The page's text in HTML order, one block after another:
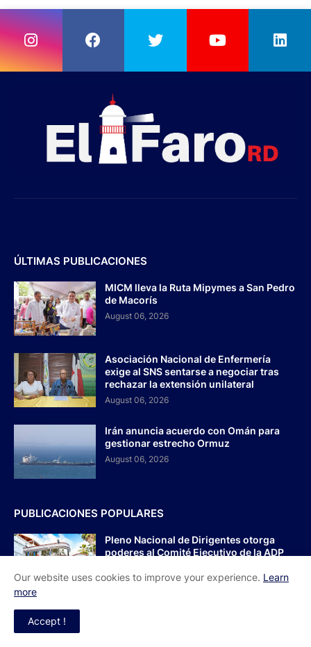
ÚLTIMAS PUBLICACIONES
MICM lleva la Ruta Mipymes a San Pedro
de Macorís
August 06, 2026
Asociación Nacional de Enfermería
exige al SNS sentarse a negociar tras
rechazar la extensión unilateral
August 06, 2026
Irán anuncia acuerdo con Omán para
gestionar estrecho Ormuz
August 06, 2026
PUBLICACIONES POPULARES
Pleno Nacional de Dirigentes otorga
poderes al Comité Ejecutivo de la ADP
movilización.
Our website uses cookies to improve your experience. Learn
more
Accept !